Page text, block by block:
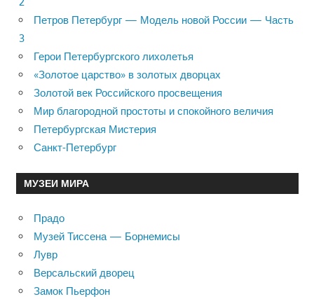
Петров Петербург — Модель новой России — Часть
3
Герои Петербургского лихолетья
«Золотое царство» в золотых дворцах
Золотой век Российского просвещения
Мир благородной простоты и спокойного величия
Петербургская Мистерия
Санкт-Петербург
МУЗЕИ МИРА
Прадо
Музей Тиссена — Борнемисы
Лувр
Версальский дворец
Замок Пьерфон